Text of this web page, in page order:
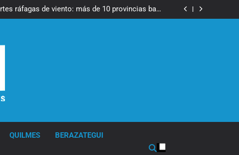
protesta contra la reforma de la Ley de Tierras
ráfagas de viento: más de 10 provincias bajo
alerta meteorológica
sobre propiedad privada con foco en los
sobre propiedad privada con foco en los
QUILMES BERAZATEGUI